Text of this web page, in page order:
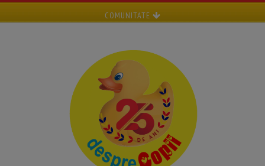
COMUNITATE